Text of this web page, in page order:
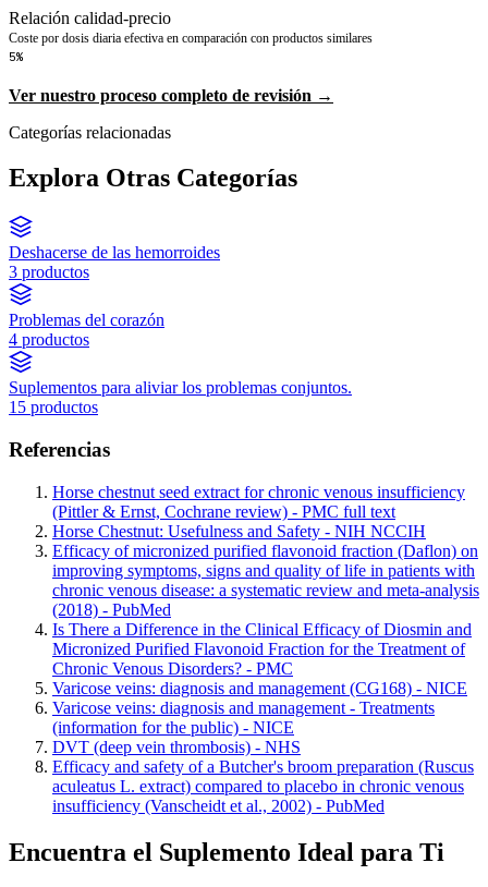
Relación calidad-precio
Coste por dosis diaria efectiva en comparación con productos similares
5%
Ver nuestro proceso completo de revisión →
Categorías relacionadas
Explora Otras Categorías
Deshacerse de las hemorroides
3 productos
Problemas del corazón
4 productos
Suplementos para aliviar los problemas conjuntos.
15 productos
Referencias
Horse chestnut seed extract for chronic venous insufficiency
(Pittler & Ernst, Cochrane review) - PMC full text
Horse Chestnut: Usefulness and Safety - NIH NCCIH
Efficacy of micronized purified flavonoid fraction (Daflon) on
improving symptoms, signs and quality of life in patients with
chronic venous disease: a systematic review and meta-analysis
(2018) - PubMed
Is There a Difference in the Clinical Efficacy of Diosmin and
Micronized Purified Flavonoid Fraction for the Treatment of
Chronic Venous Disorders? - PMC
Varicose veins: diagnosis and management (CG168) - NICE
Varicose veins: diagnosis and management - Treatments
(information for the public) - NICE
DVT (deep vein thrombosis) - NHS
Efficacy and safety of a Butcher's broom preparation (Ruscus
aculeatus L. extract) compared to placebo in chronic venous
insufficiency (Vanscheidt et al., 2002) - PubMed
Encuentra el Suplemento Ideal para Ti